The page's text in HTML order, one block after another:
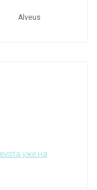
Alveus
уже на